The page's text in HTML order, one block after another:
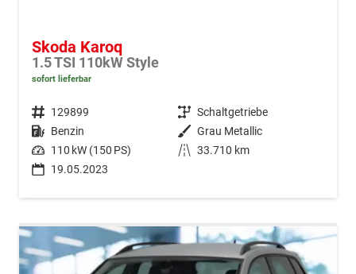
Skoda Karoq
1.5 TSI 110kW Style
sofort lieferbar
Fahrzeugnr. 129899 Getriebe Schaltgetriebe
Kraftstoff Benzin Außenfarbe Grau Metallic
Leistung 110 kW (150 PS) Kilometerstand 33.710 km
19.05.2023